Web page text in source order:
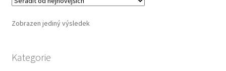
z
5
Zobrazen jediný výsledek
Kategorie